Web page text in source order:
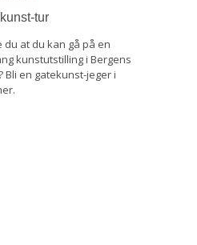
tur
du at du kan gå på en
kunstutstilling i Bergens
Bli en gatekunst-jeger i